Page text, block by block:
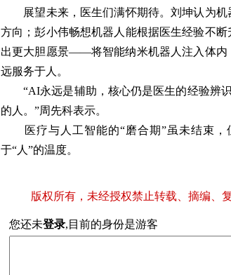
展望未来，医生们满怀期待。刘坤认为机
方向；彭小伟畅想机器人能根据医生经验不
出更大胆愿景——将智能纳米机器人注入体内
远服务于人。
“AI永远是辅助，核心仍是医生的经验辨识
的人。”周先科表示。
医疗与人工智能的“磨合期”虽未结束，
于“人”的温度。
版权所有，未经授权禁止转载、摘编、
您还未登录,目前的身份是游客